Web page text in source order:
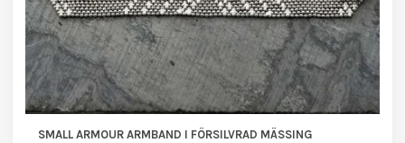
SMALL ARMOUR ARMBAND I FÖRSILVRAD MÄSSING